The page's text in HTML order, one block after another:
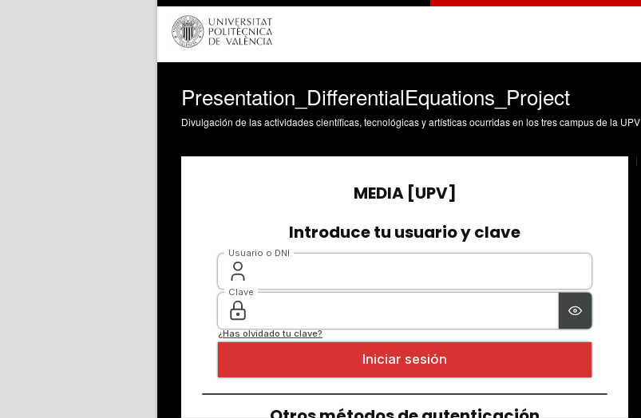
Presentation_DifferentialEquations_Project
Divulgación de las actividades científicas, tecnológicas y artísticas ocurridas en los tres campus de la UPV